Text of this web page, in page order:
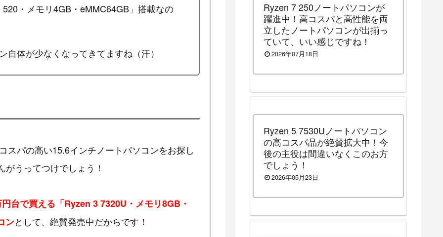
・メモリ4GB・eMMC64GB」搭載なの
体が少なくなってきてますね（汗）
スパの高い15.6インチノートパソコンをお探し
うってつけでしょう！
台で買える「Ryzen 3 7320U・メモリ8GB・
ンとして、絶賛発売中だからです！
Ryzen 7 250ノートパソコンが
躍進中！高コスパと高性能を両
立したノートパソコンが出揃っ
ていて、いい感じですね！
2026年07月18日
Ryzen 5 7530Uノートパソコン
の高コスパ品が絶賛拡大中！今
後の主役は間違いなくこのお方
でしょう！
2026年05月23日